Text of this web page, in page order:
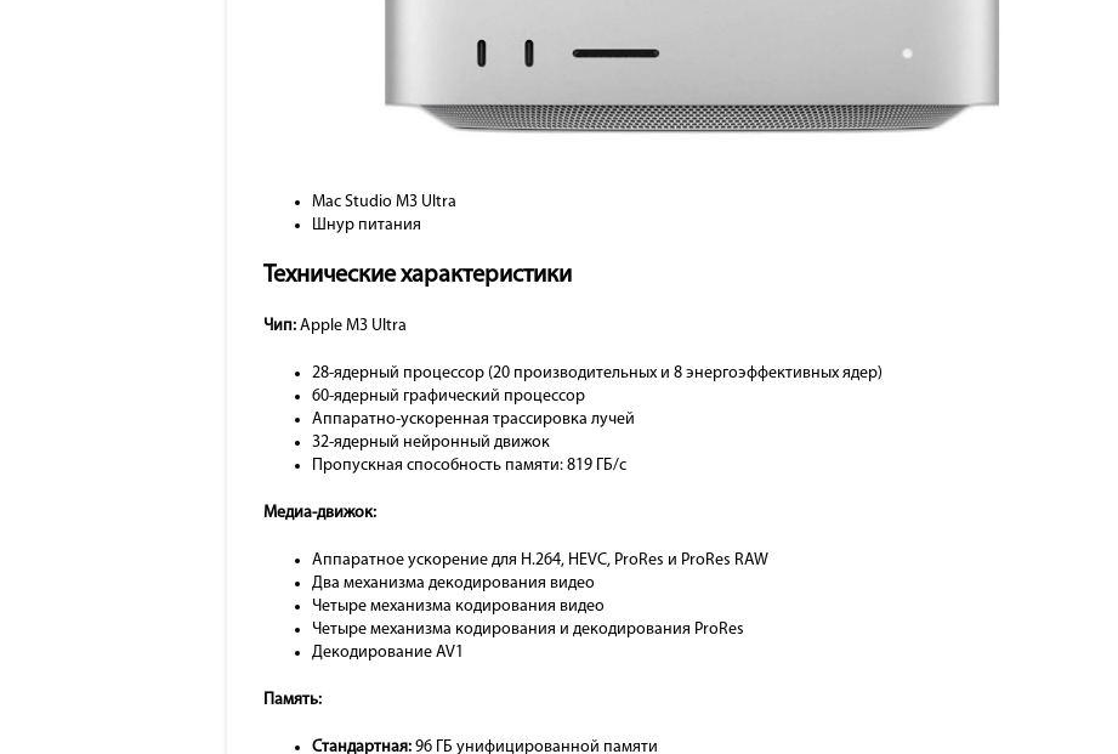
Mac Studio M3 Ultra
Шнур питания
Технические характеристики
Чип: Apple M3 Ultra
28-ядерный процессор (20 производительных и 8 энергоэффективных ядер)
60-ядерный графический процессор
Аппаратно-ускоренная трассировка лучей
32-ядерный нейронный движок
Пропускная способность памяти: 819 ГБ/с
Медиа-движок:
Аппаратное ускорение для H.264, HEVC, ProRes и ProRes RAW
Два механизма декодирования видео
Четыре механизма кодирования видео
Четыре механизма кодирования и декодирования ProRes
Декодирование AV1
Память:
Стандартная: 96 ГБ унифицированной памяти